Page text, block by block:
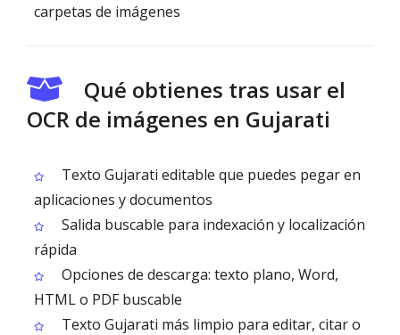
carpetas de imágenes
Qué obtienes tras usar el
OCR de imágenes en Gujarati
Texto Gujarati editable que puedes pegar en
aplicaciones y documentos
Salida buscable para indexación y localización
rápida
Opciones de descarga: texto plano, Word,
HTML o PDF buscable
Texto Gujarati más limpio para editar, citar o